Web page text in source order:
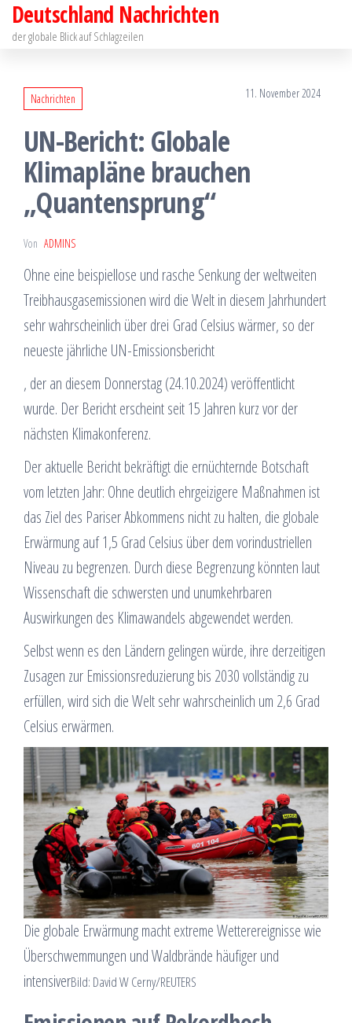
Zum
Inhalt
Deutschland Nachrichten
der globale Blick auf Schlagzeilen
Nachrichten 11. November 2024
UN-Bericht: Globale
Klimapläne brauchen
„Quantensprung“
Von ADMINS
Ohne eine beispiellose und rasche Senkung der weltweiten
Treibhausgasemissionen wird die Welt in diesem Jahrhundert
sehr wahrscheinlich über drei Grad Celsius wärmer, so der
neueste jährliche UN-Emissionsbericht
, der an diesem Donnerstag (24.10.2024) veröffentlicht
wurde. Der Bericht erscheint seit 15 Jahren kurz vor der
nächsten Klimakonferenz.
Der aktuelle Bericht bekräftigt die ernüchternde Botschaft
vom letzten Jahr: Ohne deutlich ehrgeizigere Maßnahmen ist
das Ziel des Pariser Abkommens nicht zu halten, die globale
Erwärmung auf 1,5 Grad Celsius über dem vorindustriellen
Niveau zu begrenzen. Durch diese Begrenzung könnten laut
Wissenschaft die schwersten und unumkehrbaren
Auswirkungen des Klimawandels abgewendet werden.
Selbst wenn es den Ländern gelingen würde, ihre derzeitigen
Zusagen zur Emissionsreduzierung bis 2030 vollständig zu
erfüllen, wird sich die Welt sehr wahrscheinlich um 2,6 Grad
Celsius erwärmen.
Die globale Erwärmung macht extreme Wetterereignisse wie
Überschwemmungen und Waldbrände häufiger und
intensiverBild: David W Cerny/REUTERS